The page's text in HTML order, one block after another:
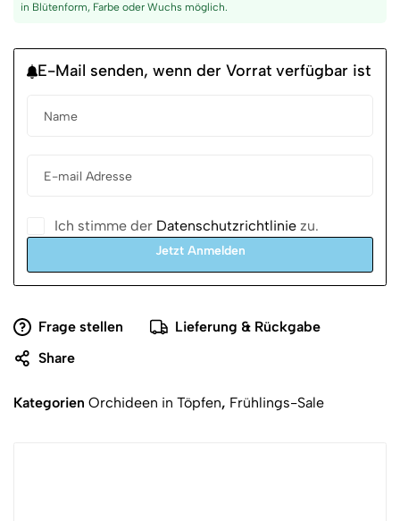
in Blütenform, Farbe oder Wuchs möglich.
E-Mail senden, wenn der Vorrat verfügbar ist
Ich stimme der Datenschutzrichtlinie zu.
Jetzt Anmelden
Frage stellen
Lieferung & Rückgabe
Share
Kategorien Orchideen in Töpfen, Frühlings-Sale